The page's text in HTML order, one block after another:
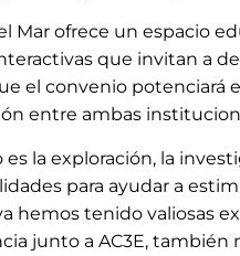
Mar ofrece un espacio
que invitan a
el convenio potenciará
entre ambas
la exploración, la
para ayudar a
hemos tenido valiosas
junto a AC3E, también